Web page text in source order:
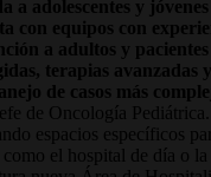
a adolescentes y
con equipos con
a adultos y
terapias avanzadas y
de casos más
jefe de Oncología
espacios específicos
el hospital de día o la